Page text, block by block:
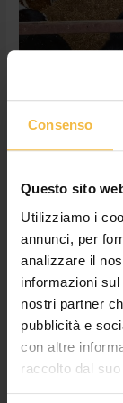
Consenso
Questo sito
Utilizziamo i
annunci, per
analizzare il
informazioni
nostri partner
pubblicità e
con altre
raccolto dal
ALFA